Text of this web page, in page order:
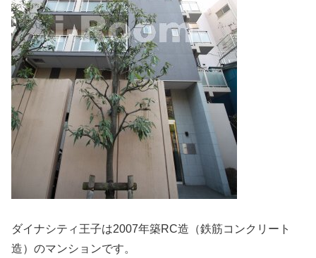
ダイナシティ王子は2007年築RC造（鉄筋コンクリート
造）のマンションです。